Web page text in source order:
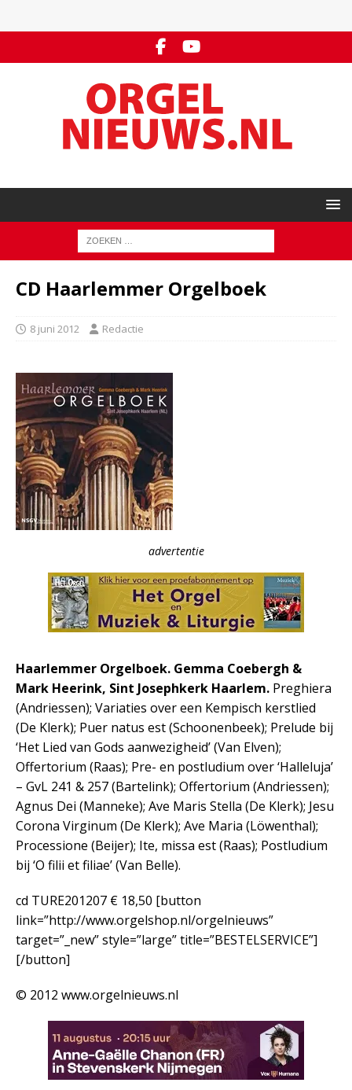
CD Haarlemmer Orgelboek
8 juni 2012 Redactie
advertentie
Haarlemmer Orgelboek. Gemma Coebergh &
Mark Heerink, Sint Josephkerk Haarlem. Preghiera
(Andriessen); Variaties over een Kempisch kerstlied
(De Klerk); Puer natus est (Schoonenbeek); Prelude bij
‘Het Lied van Gods aanwezigheid’ (Van Elven);
Offertorium (Raas); Pre- en postludium over ‘Halleluja’
– GvL 241 & 257 (Bartelink); Offertorium (Andriessen);
Agnus Dei (Manneke); Ave Maris Stella (De Klerk); Jesu
Corona Virginum (De Klerk); Ave Maria (Löwenthal);
Processione (Beijer); Ite, missa est (Raas); Postludium
bij ‘O filii et filiae’ (Van Belle).
cd TURE201207 € 18,50 [button
link=”http://www.orgelshop.nl/orgelnieuws”
target=”_new” style=”large” title=”BESTELSERVICE”]
[/button]
© 2012 www.orgelnieuws.nl